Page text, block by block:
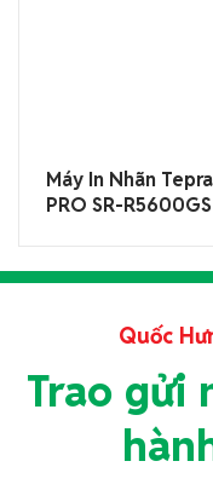
Máy In Nhãn Tepra
PRO SR-R5600GS
Quốc
Trao gửi